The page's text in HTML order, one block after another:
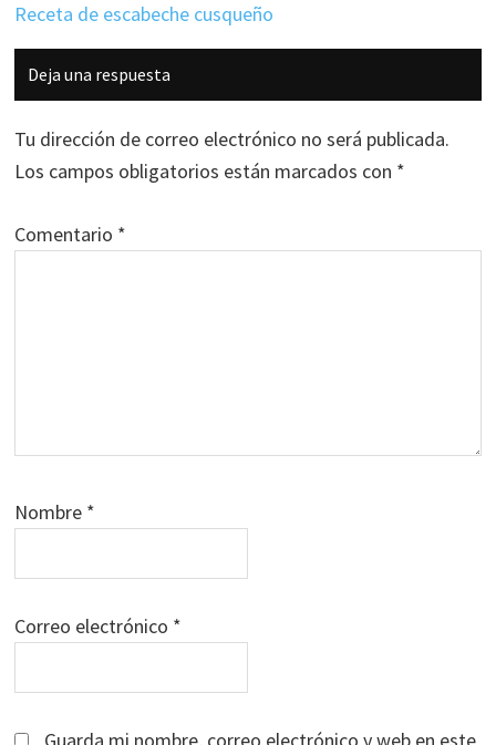
Receta de escabeche cusqueño
Interacciones
con
los
lectores
Deja una respuesta
Tu dirección de correo electrónico no será publicada.
Los campos obligatorios están marcados con *
Comentario *
Nombre *
Correo electrónico *